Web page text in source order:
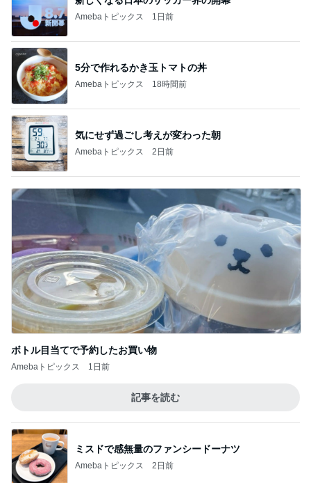
Amebaトピックス 1日前
5分で作れるかき玉トマトの丼
Amebaトピックス 18時間前
気にせず過ごし考えが変わった朝
Amebaトピックス 2日前
ボトル目当てで予約したお買い物
Amebaトピックス 1日前
記事を読む
ミスドで感無量のファンシードーナツ
Amebaトピックス 2日前